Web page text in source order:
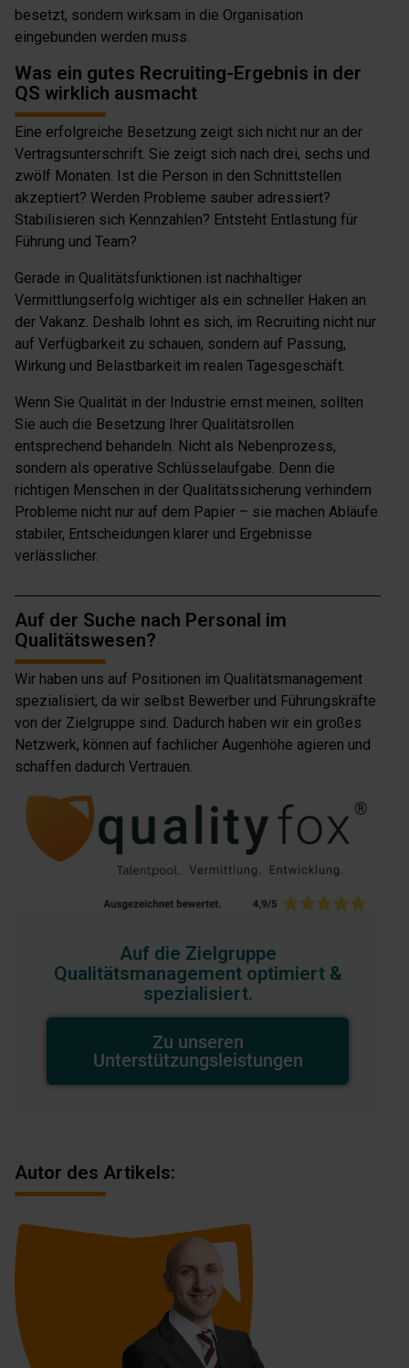
besetzt, sondern wirksam in die Organisation
eingebunden werden muss.
Was ein gutes Recruiting-Ergebnis in der
QS wirklich ausmacht
Eine erfolgreiche Besetzung zeigt sich nicht nur an der
Vertragsunterschrift. Sie zeigt sich nach drei, sechs und
zwölf Monaten. Ist die Person in den Schnittstellen
akzeptiert? Werden Probleme sauber adressiert?
Stabilisieren sich Kennzahlen? Entsteht Entlastung für
Führung und Team?
Gerade in Qualitätsfunktionen ist nachhaltiger
Vermittlungserfolg wichtiger als ein schneller Haken an
der Vakanz. Deshalb lohnt es sich, im Recruiting nicht nur
auf Verfügbarkeit zu schauen, sondern auf Passung,
Wirkung und Belastbarkeit im realen Tagesgeschäft.
Wenn Sie Qualität in der Industrie ernst meinen, sollten
Sie auch die Besetzung Ihrer Qualitätsrollen
entsprechend behandeln. Nicht als Nebenprozess,
sondern als operative Schlüsselaufgabe. Denn die
richtigen Menschen in der Qualitätssicherung verhindern
Probleme nicht nur auf dem Papier – sie machen Abläufe
stabiler, Entscheidungen klarer und Ergebnisse
verlässlicher.
Auf der Suche nach Personal im
Qualitätswesen?
Wir haben uns auf Positionen im Qualitätsmanagement
spezialisiert, da wir selbst Bewerber und Führungskräfte
von der Zielgruppe sind. Dadurch haben wir ein großes
Netzwerk, können auf fachlicher Augenhöhe agieren und
schaffen dadurch Vertrauen.
Auf die Zielgruppe
Qualitätsmanagement optimiert &
spezialisiert.
Zu unseren
Unterstützungsleistungen
Autor des Artikels: